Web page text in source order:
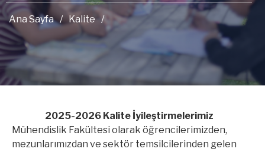
Ana Sayfa / Kalite /
2025-2026 Kalite İyileştirmelerimiz
Mühendislik Fakültesi olarak öğrencilerimizden,
mezunlarımızdan ve sektör temsilcilerinden gelen